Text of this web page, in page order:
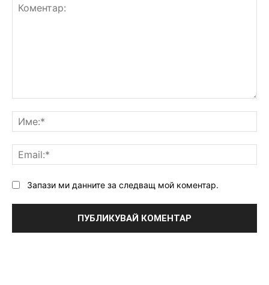
Запази ми данните за следващ мой коментар.